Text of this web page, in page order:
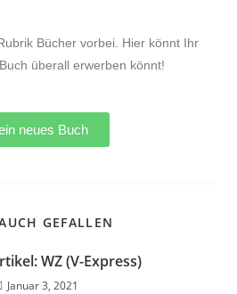
Bücher vorbei. Hier könnt Ihr
überall erwerben könnt!
neues Buch
GEFALLEN
WZ (V-Express)​
Januar 3, 2021